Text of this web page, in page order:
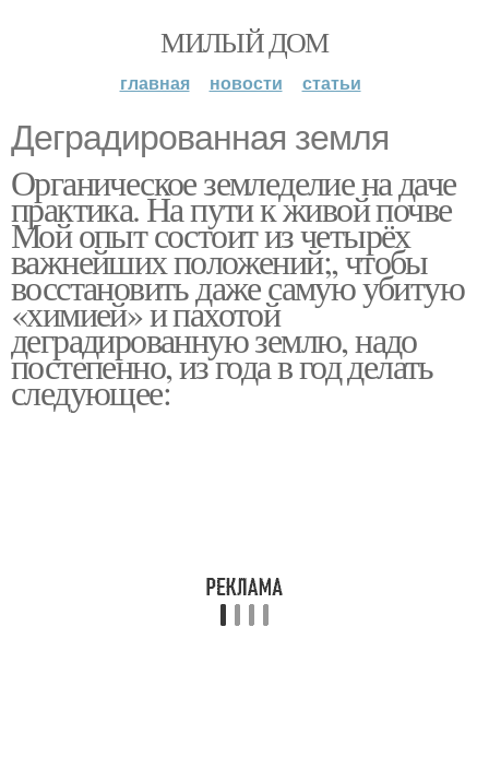
МИЛЫЙ ДОМ
главная новости статьи
Деградированная земля
Органическое земледелие на даче
практика. На пути к живой почве
Мой опыт состоит из четырёх
важнейших положений;, чтобы
восстановить даже самую убитую
«химией» и пахотой
деградированную землю, надо
постепенно, из года в год делать
следующее: